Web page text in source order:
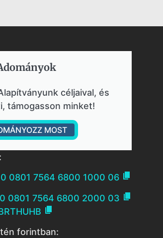
céljaival, és
támogasson minket!
MOST
0801 7564 6800 1000 06 
0801 7564 6800 2000 03 

forintban: